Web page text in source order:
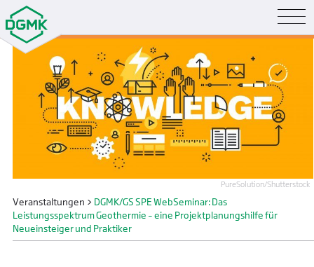
PureSolution/Shutterstock
Veranstaltungen > DGMK/GS SPE WebSeminar: Das
Leistungsspektrum Geothermie – eine Projektplanungshilfe für
Neueinsteiger und Praktiker